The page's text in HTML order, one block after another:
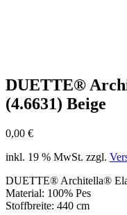
DUETTE®
(4.6631) Beige
0,00 €
inkl. 19 % MwSt. zzgl.
DUETTE® Architella®
Material: 100% Pes
Stoffbreite: 440 cm